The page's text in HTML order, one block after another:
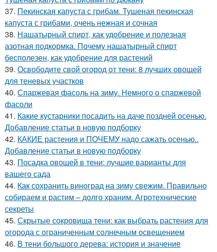
37. Пекинская капуста с грибам. Тушеная пекинская
капуста с грибами, очень нежная и сочная
38. Нашатырный спирт, как удобрение и полезная
азотная подкормка. Почему нашатырный спирт
бесполезен, как удобрение для растений
39. Освободите свой огород от тени: 8 лучших овощей
для теневых участков
40. Спаржевая фасоль на зиму. Немного о спаржевой
фасоли
41. Какие кустарники посадить на даче поздней осенью.
Добавление статьи в новую подборку
42. КАКИЕ растения и ПОЧЕМУ надо сажать осенью..
Добавление статьи в новую подборку
43. Посадка овощей в тени: лучшие варианты для
вашего сада
44. Как сохранить виноград на зиму свежим. Правильно
собираем и растим – долго храним. Агротехнические
секреты
45. Скрытые сокровища тени: как выбрать растения для
огорода с ограниченным солнечным освещением
46. В тени большого дерева: история и значение